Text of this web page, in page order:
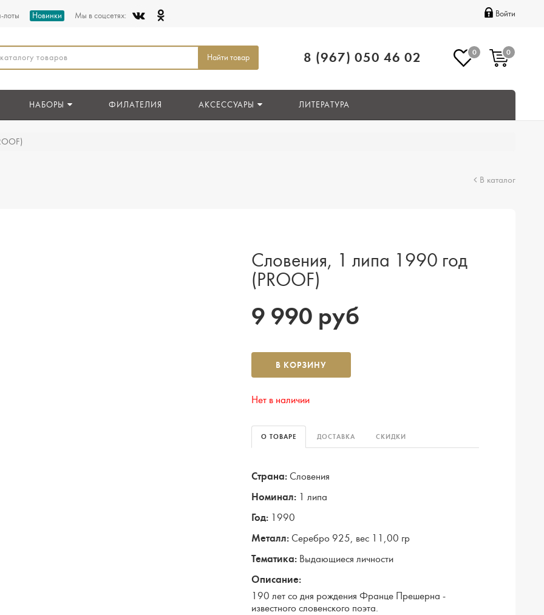
лоты Новинки Мы в соцсетях: Войти
Найти товар 8 (967) 050 46 02 0 0
НАБОРЫ ФИЛАТЕЛИЯ АКСЕССУАРЫ ЛИТЕРАТУРА
В каталог
Словения, 1 липа 1990 год
(PROOF)
9 990 руб
В КОРЗИНУ
Нет в наличии
О ТОВАРЕ ДОСТАВКА СКИДКИ
Страна: Словения
Номинал: 1 липа
Год: 1990
Металл: Серебро 925, вес 11,00 гр
Тематика: Выдающиеся личности
Описание:
190 лет со дня рождения Франце Прешерна -
известного словенского поэта.